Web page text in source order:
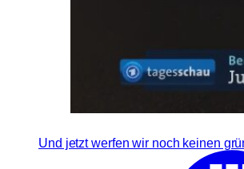
Und jetzt werfen wir noch keinen